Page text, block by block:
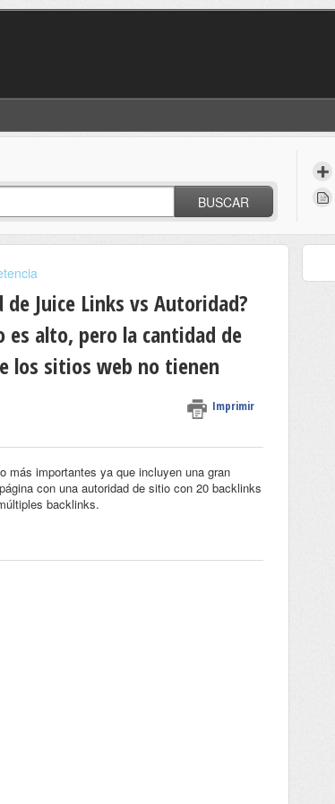
BUSCAR
Juice Links vs Autoridad?
alto, pero la cantidad de
los sitios web no tienen
Imprimir
más importantes ya que incluyen una gran
con una autoridad de sitio con 20 backlinks
backlinks.